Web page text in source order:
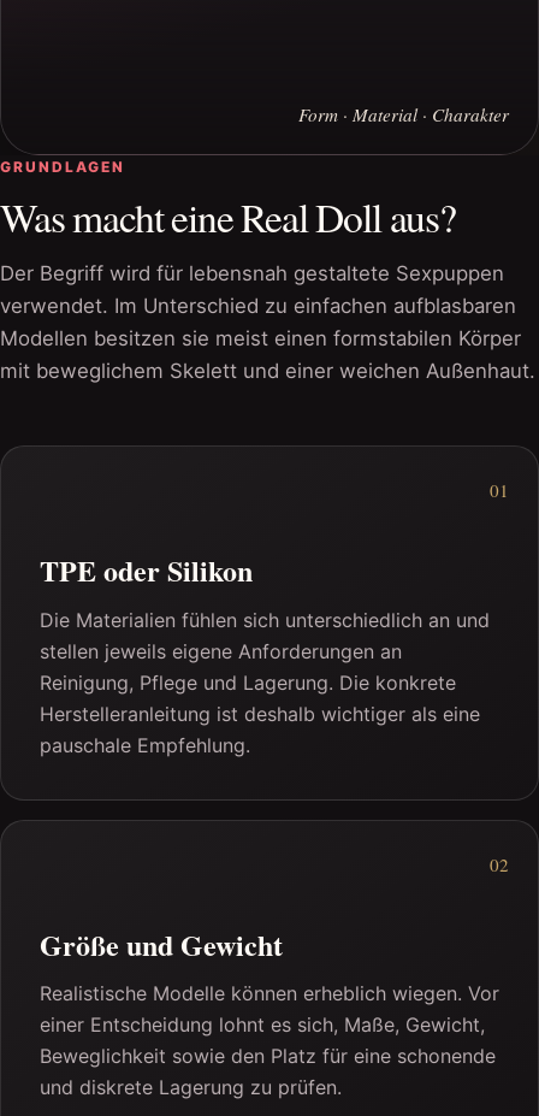
Form · Material · Charakter
GRUNDLAGEN
Was macht eine Real Doll aus?
Der Begriff wird für lebensnah gestaltete Sexpuppen
verwendet. Im Unterschied zu einfachen aufblasbaren
Modellen besitzen sie meist einen formstabilen Körper
mit beweglichem Skelett und einer weichen Außenhaut.
01
TPE oder Silikon
Die Materialien fühlen sich unterschiedlich an und
stellen jeweils eigene Anforderungen an
Reinigung, Pflege und Lagerung. Die konkrete
Herstelleranleitung ist deshalb wichtiger als eine
pauschale Empfehlung.
02
Größe und Gewicht
Realistische Modelle können erheblich wiegen. Vor
einer Entscheidung lohnt es sich, Maße, Gewicht,
Beweglichkeit sowie den Platz für eine schonende
und diskrete Lagerung zu prüfen.